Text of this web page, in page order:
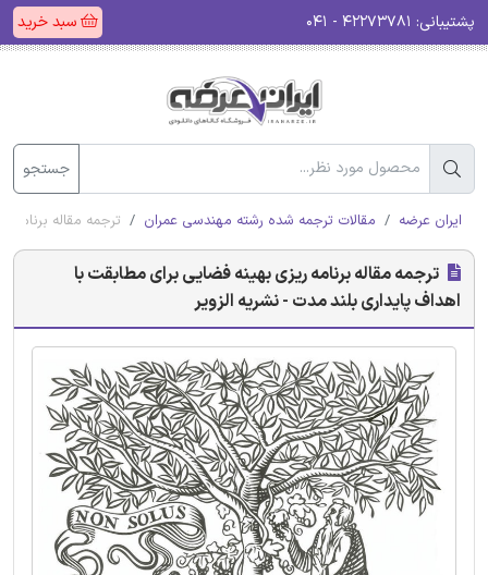
پشتیبانی: سبد خرید
جستجو
ایران عرضه مقالات ترجمه شده رشته مهندسی عمران ترجمه مقاله برنامه
ترجمه مقاله برنامه ریزی بهینه فضایی برای مطابقت با
اهداف پایداری بلند مدت - نشریه الزویر